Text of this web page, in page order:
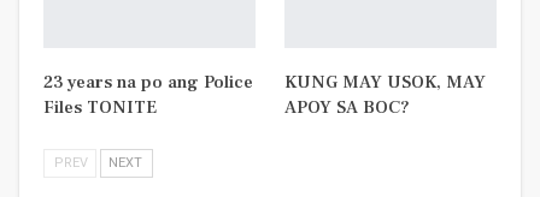
23 years na po ang Police
Files TONITE
KUNG MAY USOK, MAY
APOY SA BOC?
PREV NEXT